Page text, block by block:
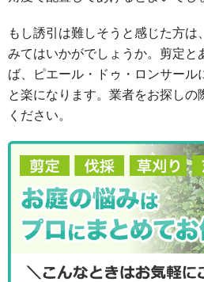
もし誘引は難しそうと感じた方
みてはいかがでしょうか。剪定と
ば、ピエール・ドゥ・ロンサール
と楽になります。業者をお探し
ください。